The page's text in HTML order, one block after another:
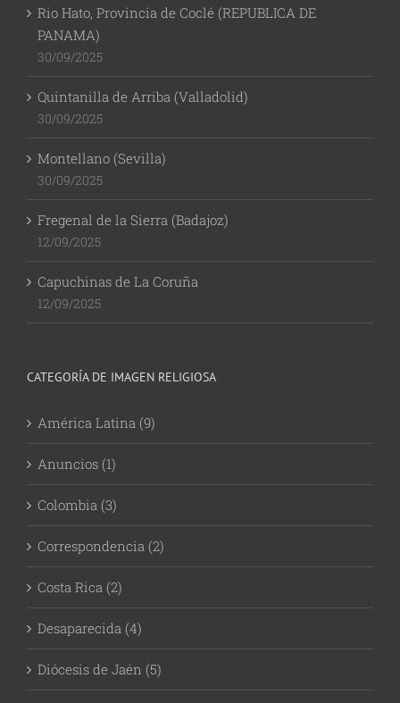
Rio Hato, Provincia de Coclé (REPUBLICA DE
PANAMA)
30/09/2025
Quintanilla de Arriba (Valladolid)
30/09/2025
Montellano (Sevilla)
30/09/2025
Fregenal de la Sierra (Badajoz)
12/09/2025
Capuchinas de La Coruña
12/09/2025
CATEGORÍA DE IMAGEN RELIGIOSA
América Latina (9)
Anuncios (1)
Colombia (3)
Correspondencia (2)
Costa Rica (2)
Desaparecida (4)
Diócesis de Jaén (5)